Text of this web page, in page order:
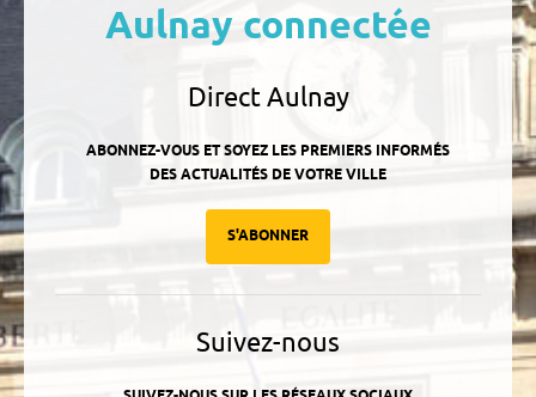
Aulnay connectée
Direct Aulnay
ABONNEZ-VOUS ET SOYEZ LES PREMIERS INFORMÉS
DES ACTUALITÉS DE VOTRE VILLE
S'ABONNER
Suivez-nous